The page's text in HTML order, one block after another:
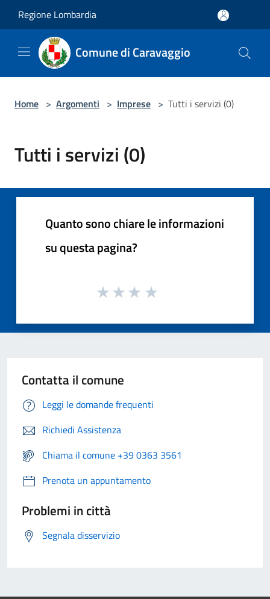
Regione Lombardia
Comune di Caravaggio
Home > Argomenti > Imprese > Tutti i servizi (0)
Tutti i servizi (0)
Quanto sono chiare le informazioni
su questa pagina?
Contatta il comune
Leggi le domande frequenti
Richiedi Assistenza
Chiama il comune +39 0363 3561
Prenota un appuntamento
Problemi in città
Segnala disservizio